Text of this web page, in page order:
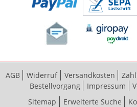
AGB Widerruf Versandkosten
Bestellvorgang
Impressum
Sitemap
Erweiterte Suche